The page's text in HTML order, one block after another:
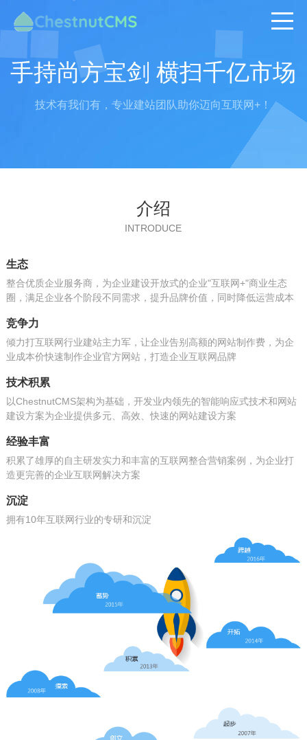
手持尚方宝剑 横扫千亿市场
技术有我们有，专业建站团队助你迈向互联网+！
介绍
INTRODUCE
生态
整合优质企业服务商，为企业建设开放式的企业"互联网+"商业生态
圈，满足企业各个阶段不同需求，提升品牌价值，同时降低运营成本
竞争力
倾力打互联网行业建站主力军，让企业告别高额的网站制作费，为企
业成本价快速制作企业官方网站，打造企业互联网品牌
技术积累
以ChestnutCMS架构为基础，开发业内领先的智能响应式技术和网站
建设方案为企业提供多元、高效、快速的网站建设方案
经验丰富
积累了雄厚的自主研发实力和丰富的互联网整合营销案例，为企业打
造更完善的企业互联网解决方案
沉淀
拥有10年互联网行业的专研和沉淀